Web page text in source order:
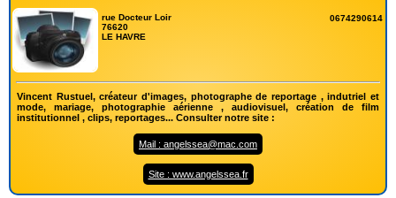
rue Docteur Loir
76620
LE HAVRE
0674290614
Vincent Rustuel, créateur d'images, photographe de reportage , indutriel et
mode, mariage, photographie aérienne , audiovisuel, création de film
institutionnel , clips, reportages... Consulter notre site :
Mail : angelssea@mac.com
Site : www.angelssea.fr